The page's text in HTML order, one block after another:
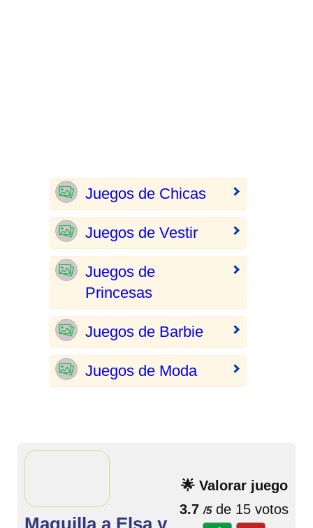
Juegos de Chicas
Juegos de Vestir
Juegos de
Princesas
Juegos de Barbie
Juegos de Moda
🌟 Valorar juego
3.7 /5de 15 votos
Maquilla a Elsa y